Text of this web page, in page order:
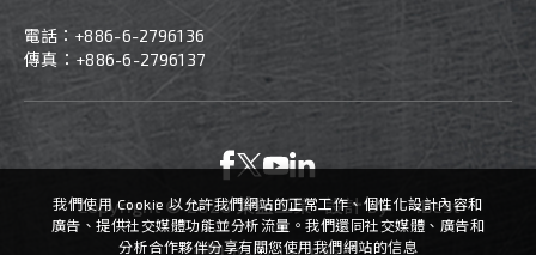
電話： +886-6-2796136
傳真：+886-6-2796137
Copyright © 2026 萊益工業 設計 by -iBest
我們使用 Cookie 以允許我們網站的正常工作、個性化設計內容和
廣告、提供社交媒體功能並分析流量。我們還同社交媒體、廣告和
分析合作夥伴分享有關您使用我們網站的信息